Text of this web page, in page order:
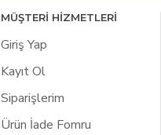
MÜŞTERİ HİZMETLERİ
Giriş Yap
Kayıt Ol
Siparişlerim
Ürün İade Fomru